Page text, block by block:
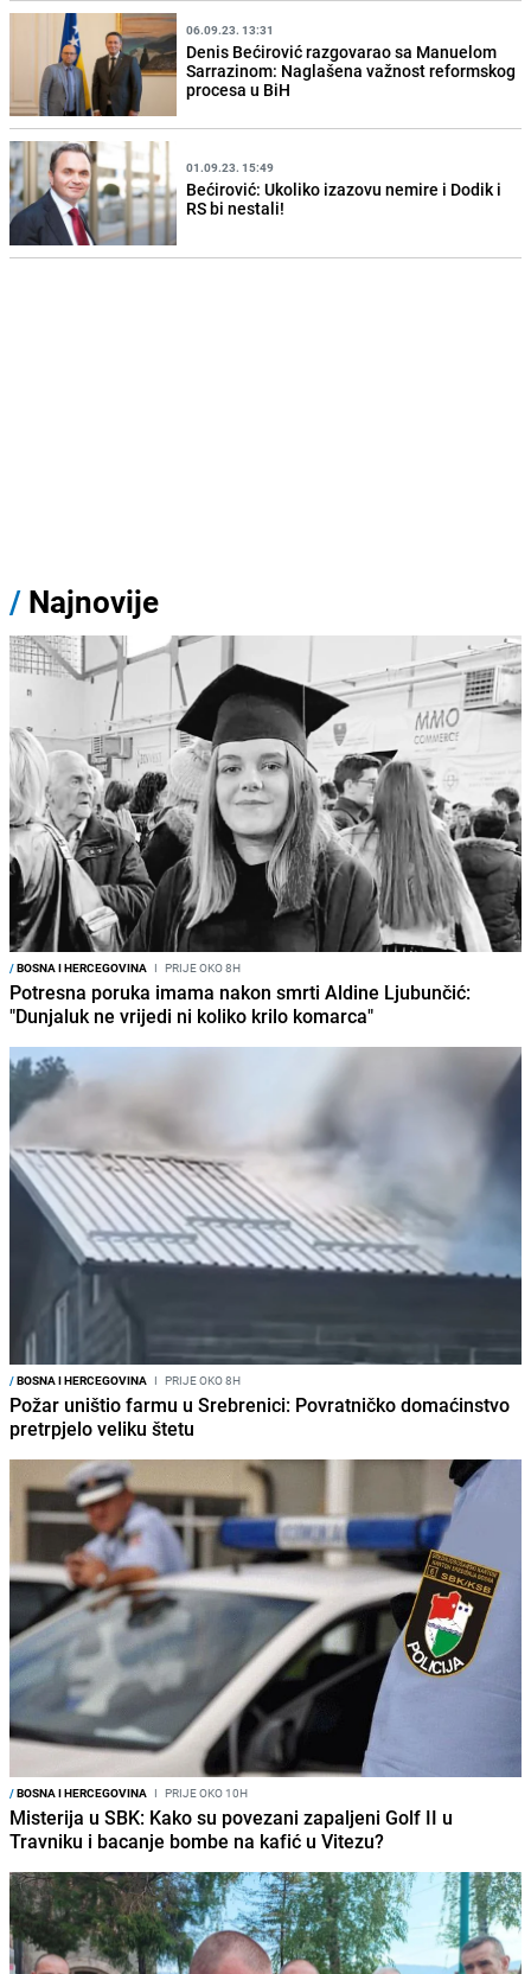
06.09.23. 13:31
Denis Bećirović razgovarao sa Manuelom
Sarrazinom: Naglašena važnost reformskog
procesa u BiH
01.09.23. 15:49
Bećirović: Ukoliko izazovu nemire i Dodik i
RS bi nestali!
/ Najnovije
/BOSNA I HERCEGOVINA I PRIJE OKO 8H
Potresna poruka imama nakon smrti Aldine Ljubunčić:
"Dunjaluk ne vrijedi ni koliko krilo komarca"
/BOSNA I HERCEGOVINA I PRIJE OKO 8H
Požar uništio farmu u Srebrenici: Povratničko domaćinstvo
pretrpjelo veliku štetu
/BOSNA I HERCEGOVINA I PRIJE OKO 10H
Misterija u SBK: Kako su povezani zapaljeni Golf II u
Travniku i bacanje bombe na kafić u Vitezu?